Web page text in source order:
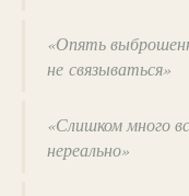
«Опять
не связываться»
«Слишком много
нереально»